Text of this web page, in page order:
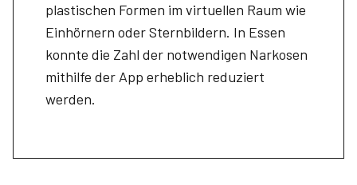
plastischen Formen im virtuellen Raum wie
Einhörnern oder Sternbildern. In Essen
konnte die Zahl der notwendigen Narkosen
mithilfe der App erheblich reduziert
werden.